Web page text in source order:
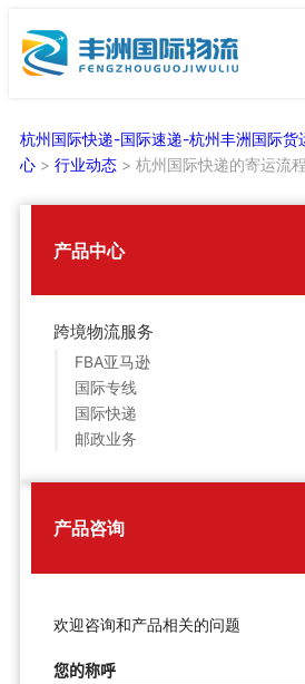
至
杭州国际快递-国际速递-杭州丰洲国际货
心 > 行业动态 > 杭州国际快递的寄运流
产品中心
跨境物流服务
FBA亚马逊
国际专线
国际快递
邮政业务
产品咨询
欢迎咨询和产品相关的问题
您的称呼